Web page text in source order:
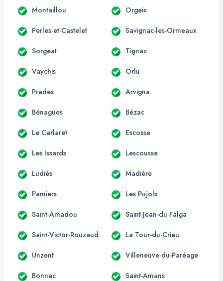
Montaillou Orgeix
Perles-et-Castelet Savignac-les-Ormeaux
Sorgeat Tignac
Vaychis Orlu
Prades Arvigna
Bénagues Bézac
Le Carlaret Escosse
Les Issards Lescousse
Ludiès Madière
Pamiers Les Pujols
Saint-Amadou Saint-Jean-du-Falga
Saint-Victor-Rouzaud La Tour-du-Crieu
Unzent Villeneuve-du-Paréage
Bonnac Saint-Amans